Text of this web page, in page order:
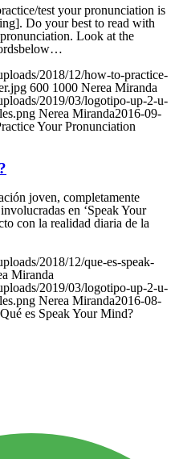
test your pronunciation is
Do your best to read with
Look at the
2018/12/how-to-practice-
600 1000 Nerea Miranda
2019/03/logotipo-up-2-u-
Nerea Miranda2016-09-
Your Pronunciation
joven, completamente
en ‘Speak Your
con la realidad diaria de la
2018/12/que-es-speak-
Miranda
2019/03/logotipo-up-2-u-
Nerea Miranda2016-08-
es Speak Your Mind?